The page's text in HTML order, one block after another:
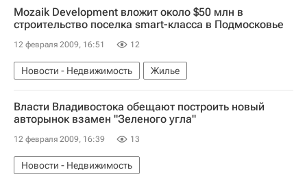
Mozaik Development вложит около $50 млн в
строительство поселка smart-класса в Подмосковье
12 февраля 2009, 16:51 12
Новости - Недвижимость Жилье
Власти Владивостока обещают построить новый
авторынок взамен "Зеленого угла"
12 февраля 2009, 16:39 13
Новости - Недвижимость